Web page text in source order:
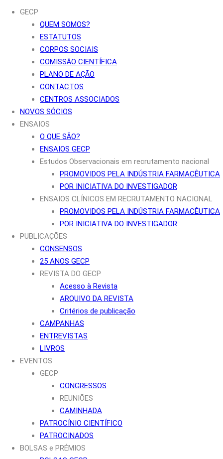
GECP
QUEM SOMOS?
ESTATUTOS
CORPOS SOCIAIS
COMISSÃO CIENTÍFICA
PLANO DE AÇÃO
CONTACTOS
CENTROS ASSOCIADOS
NOVOS SÓCIOS
ENSAIOS
O QUE SÃO?
ENSAIOS GECP
Estudos Observacionais em recrutamento nacional
PROMOVIDOS PELA INDÚSTRIA FARMACÊUTICA
POR INICIATIVA DO INVESTIGADOR
ENSAIOS CLÍNICOS EM RECRUTAMENTO NACIONAL
PROMOVIDOS PELA INDÚSTRIA FARMACÊUTICA
POR INICIATIVA DO INVESTIGADOR
PUBLICAÇÕES
CONSENSOS
25 ANOS GECP
REVISTA DO GECP
Acesso à Revista
ARQUIVO DA REVISTA
Critérios de publicação
CAMPANHAS
ENTREVISTAS
LIVROS
EVENTOS
GECP
CONGRESSOS
REUNIÕES
CAMINHADA
PATROCÍNIO CIENTÍFICO
PATROCINADOS
BOLSAS e PRÉMIOS